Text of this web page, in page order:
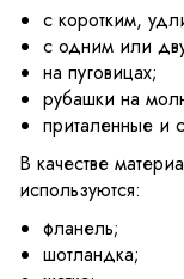
с коротким,
с одним или
на пуговицах;
рубашки на
приталенные и
В качестве
используются:
фланель;
шотландка;